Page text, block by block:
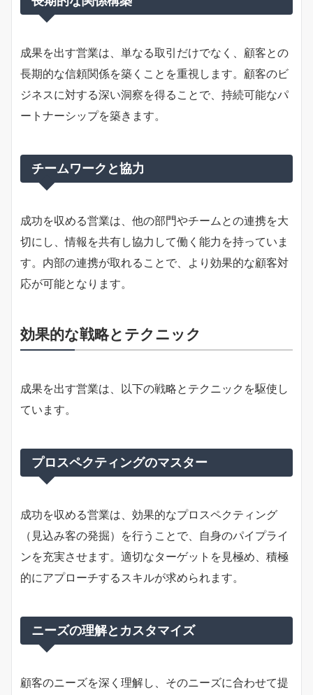
成果を出す営業は、単なる取引だけでなく、顧客との
長期的な信頼関係を築くことを重視します。顧客のビ
ジネスに対する深い洞察を得ることで、持続可能なパ
ートナーシップを築きます。
チームワークと協力
成功を収める営業は、他の部門やチームとの連携を大
切にし、情報を共有し協力して働く能力を持っていま
す。内部の連携が取れることで、より効果的な顧客対
応が可能となります。
効果的な戦略とテクニック
成果を出す営業は、以下の戦略とテクニックを駆使し
ています。
プロスペクティングのマスター
成功を収める営業は、効果的なプロスペクティング
（見込み客の発掘）を行うことで、自身のパイプライ
ンを充実させます。適切なターゲットを見極め、積極
的にアプローチするスキルが求められます。
ニーズの理解とカスタマイズ
顧客のニーズを深く理解し、そのニーズに合わせて提